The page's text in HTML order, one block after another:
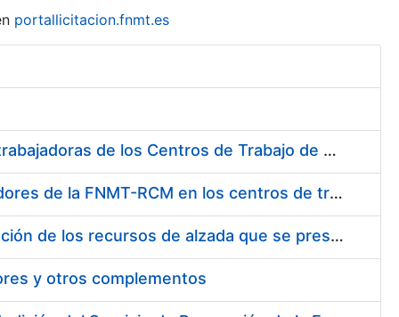
portallicitacion.fnmt.es
Suministro de Protectores Auditivos a medida para las personas trabajadoras de los Centros de Trabajo de Madrid y Burgos
Suministro de gafas graduadas antiproyecciones para los trabajadores de la FNMT-RCM en los centros de trabajo de Madrid y Burgos
Servicios de una empresa externa para el asesoramiento y resolución de los recursos de alzada que se presentan relacionados con procesos de selección para la FNMT-RCM
y otros complementos